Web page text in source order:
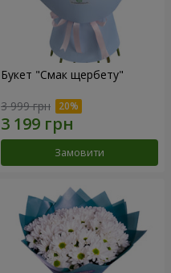
Букет "Смак щербету"
3 999 грн
Замовити